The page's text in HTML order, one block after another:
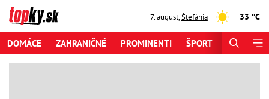
7. august,Štefánia 33 °C
DOMÁCE ZAHRANIČNÉ PROMINENTI ŠPORT